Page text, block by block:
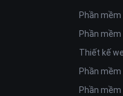
Phần mềm
Phần mềm
Thiết kế
Phần
Phần mềm